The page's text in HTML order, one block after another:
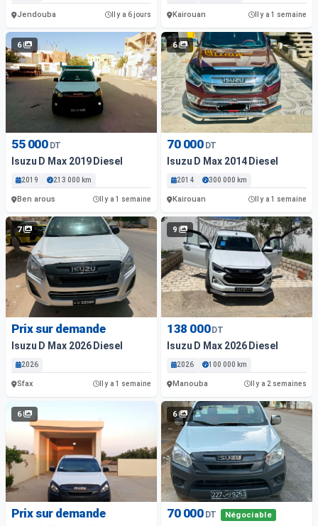
Jendouba Il y a 6 jours Kairouan Il y a 1 semaine
6
55 000 DT
Isuzu D Max 2019 Diesel
2019 213 000 km
Ben arous Il y a 1 semaine
6
70 000 DT
Isuzu D Max 2014 Diesel
2014 300 000 km
Kairouan Il y a 1 semaine
7
Prix sur demande
Isuzu D Max 2026 Diesel
2026
Sfax Il y a 1 semaine
9
138 000 DT
Isuzu D Max 2026 Diesel
2026 100 000 km
Manouba Il y a 2 semaines
6
Prix sur demande
6
70 000 DT Négociable